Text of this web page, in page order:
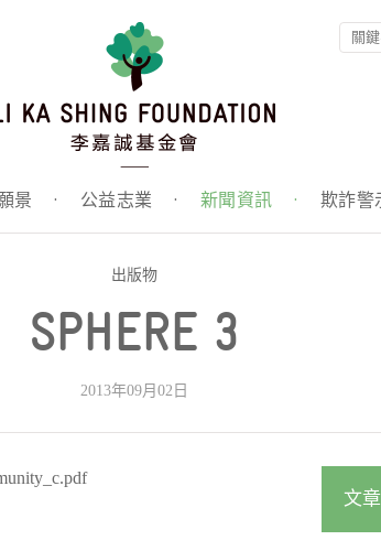
景 · 公益志業 · 新聞資訊 · 欺詐警
出版物
SPHERE 3
2013年09月02日
文